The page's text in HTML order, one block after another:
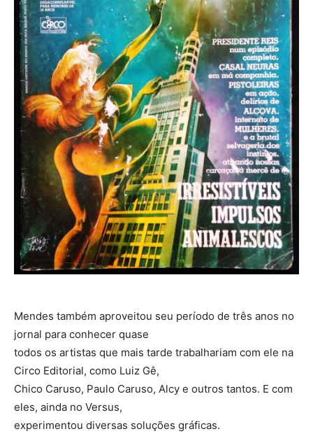
Mendes também aproveitou seu período de três anos no
jornal para conhecer quase
todos os artistas que mais tarde trabalhariam com ele na
Circo Editorial, como Luiz Gê,
Chico Caruso, Paulo Caruso, Alcy e outros tantos. E com
eles, ainda no Versus,
experimentou diversas soluções gráficas.